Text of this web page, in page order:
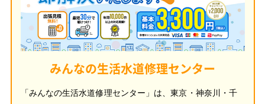
みんなの生活水道修理センター
「みんなの生活水道修理センター」は、東京・神奈川・千